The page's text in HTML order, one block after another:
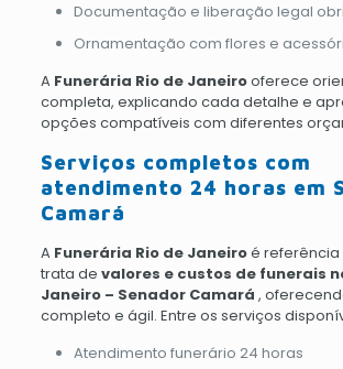
Documentação e liberação legal
Ornamentação com flores e
A Funerária Rio de Janeirooferece
completa, explicando cada detalhe e
opções compatíveis com diferentes
Serviços completos com
atendimento 24 horas em
Camará
A Funerária Rio de Janeiroé referência
trata de valores e custos de funerais
Janeiro – Senador Camará ,
completo e ágil. Entre os serviços
Atendimento funerário 24 horas